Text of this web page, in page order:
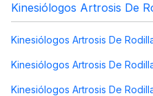
Kinesiólogos Artrosis De
Kinesiólogos Artrosis De
Kinesiólogos Artrosis De
Kinesiólogos Artrosis De